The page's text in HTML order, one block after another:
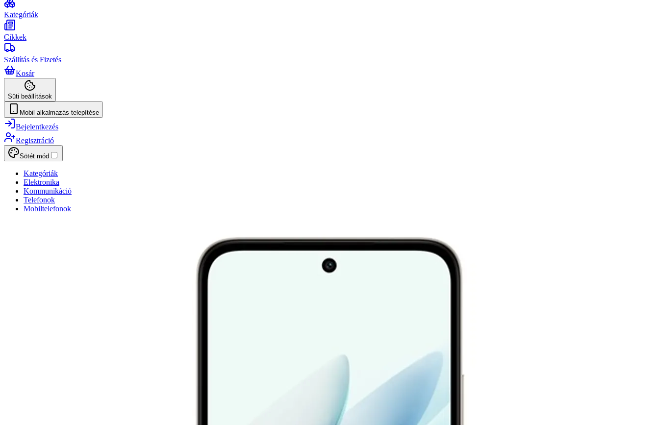
Kategóriák
Cikkek
Szállítás és Fizetés
Kosár
Süti beállítások
Mobil alkalmazás telepítése
Bejelentkezés
Regisztráció
Sötét mód
Kategóriák
Elektronika
Kommunikáció
Telefonok
Mobiltelefonok